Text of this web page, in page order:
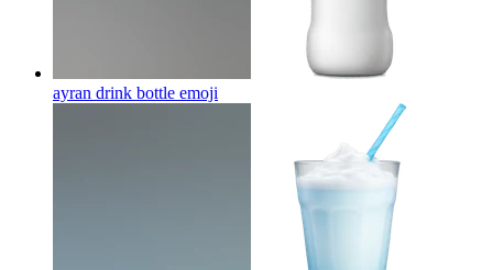
ayran drink bottle emoji